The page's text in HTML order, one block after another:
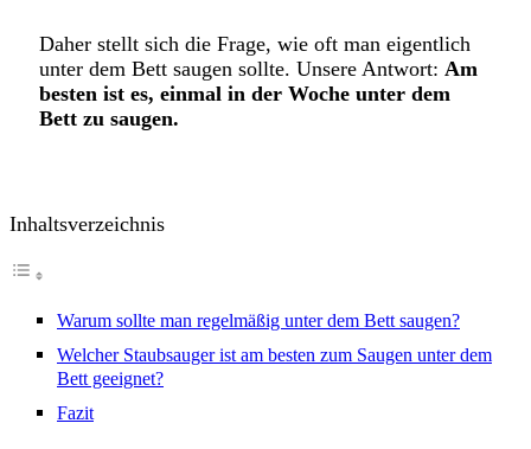
Daher stellt sich die Frage, wie oft man eigentlich
unter dem Bett saugen sollte. Unsere Antwort: Am
besten ist es, einmal in der Woche unter dem
Bett zu saugen.
Inhaltsverzeichnis
Warum sollte man regelmäßig unter dem Bett saugen?
Welcher Staubsauger ist am besten zum Saugen unter dem
Bett geeignet?
Fazit